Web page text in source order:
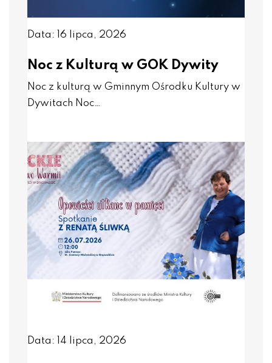
Data: 16 lipca, 2026
Noc z Kulturą w GOK Dywity
Noc z kulturą w Gminnym Ośrodku Kultury w
Dywitach Noc…
Data: 14 lipca, 2026